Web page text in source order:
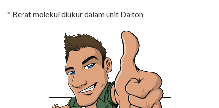
* Berat molekul diukur dalam unit Dalton